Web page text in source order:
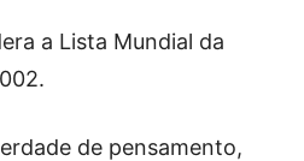
a Lista Mundial da
de pensamento,